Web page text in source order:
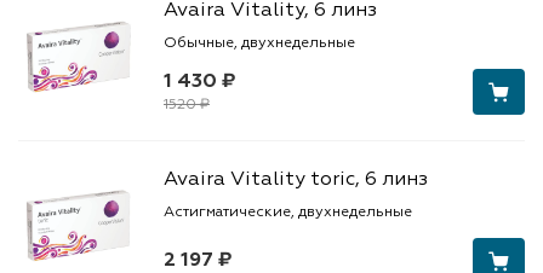
1 430 ₽
1520 ₽
Avaira Vitality, 6 линз
Обычные, двухнедельные
2 197 ₽
Avaira Vitality toric, 6 линз
Астигматические, двухнедельные